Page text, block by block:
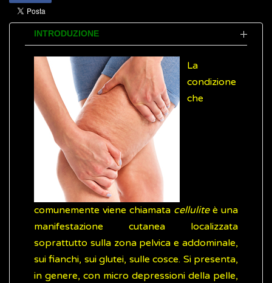
INTRODUZIONE
La
condizione
che
comunemente viene chiamata celluliteè una
manifestazione cutanea localizzata
soprattutto sulla zona pelvica e addominale,
sui fianchi, sui glutei, sulle cosce. Si presenta,
in genere, con micro depressioni della pelle,